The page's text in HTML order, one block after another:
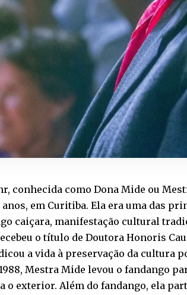
conhecida como Dona Mide ou
anos, em Curitiba. Ela era uma das
caiçara, manifestação cultural
o título de Doutora Honoris
a vida à preservação da cultura
Mestra Mide levou o fandango
o exterior. Além do fandango, ela